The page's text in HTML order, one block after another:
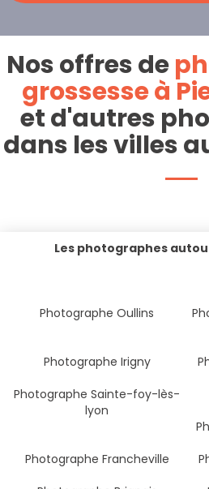
Nos offres de
grossesse à
et d'autres
dans les villes
Les photographes
Photographe Oullins
Photographe Irigny
Photographe Sainte-foy-lès-
lyon
Photographe Francheville